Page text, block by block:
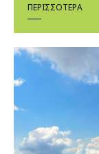
ΠΕΡΙΣΣΌΤΕΡΑ